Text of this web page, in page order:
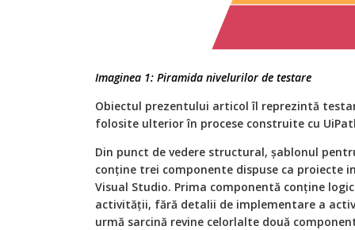
Imaginea 1: Piramida nivelurilor de testare
Obiectul prezentului articol îl reprezintă
folosite ulterior în procese construite cu
Din punct de vedere structural, șablonul
conține trei componente dispuse ca proiecte
Visual Studio. Prima componentă conține
activității, fără detalii de implementare a
urmă sarcină revine celorlalte două